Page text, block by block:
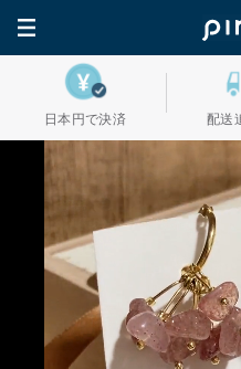
日本円で決済 配送